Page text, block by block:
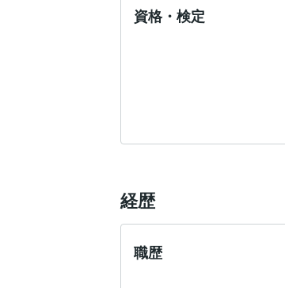
資格・検定
経歴
職歴